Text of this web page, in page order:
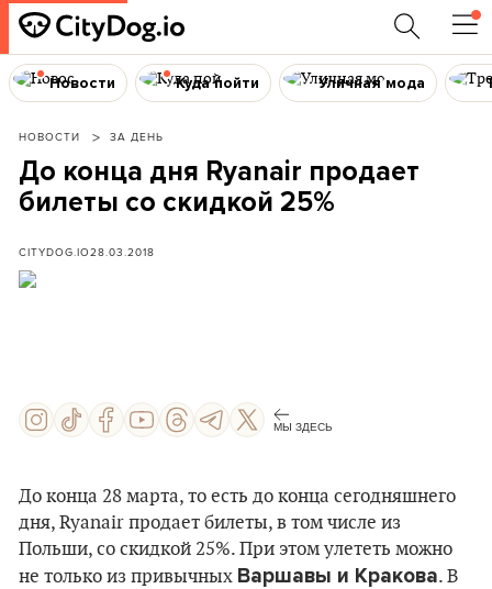
Новости Куда пойти Уличная мода
НОВОСТИ ЗА ДЕНЬ
До конца дня Ryanair продает
билеты со скидкой 25%
CITYDOG.IO28.03.2018
МЫ ЗДЕСЬ
До конца 28 марта, то есть до конца сегодняшнего
дня, Ryanair продает билеты, в том числе из
Польши, со скидкой 25%. При этом улететь можно
не только из привычных Варшавы и Кракова. В